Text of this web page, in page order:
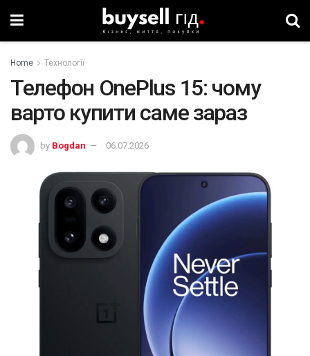
Home Технології
Телефон OnePlus 15: чому
варто купити саме зараз
by Bogdan 06.07.2026